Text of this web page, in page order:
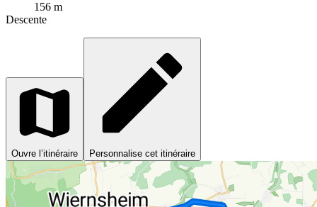
156 m
Descente
Ouvre l’itinéraire Personnalise cet itinéraire